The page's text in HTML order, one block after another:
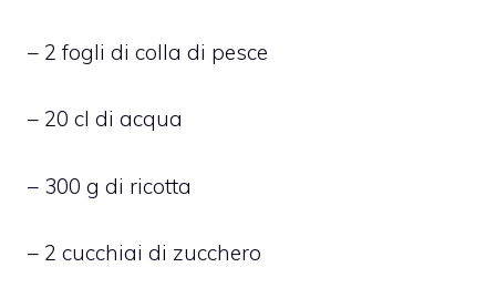
– 2 fogli di colla di pesce
– 20 cl di acqua
– 300 g di ricotta
– 2 cucchiai di zucchero